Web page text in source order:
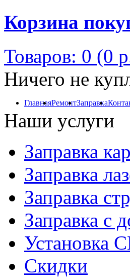
Корзина
Товаров: 0 (0
Ничего не
ГлавнаяРемонтЗаправка
Наши услуги
Заправка
Заправка
Заправка
Заправка с
Установка
Скидки